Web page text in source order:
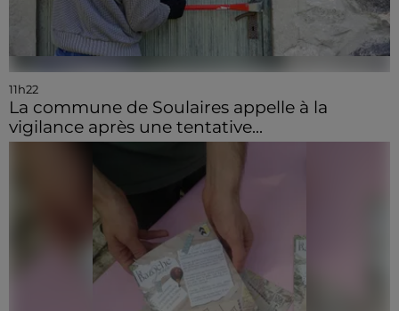
11h22
La commune de Soulaires appelle à la
vigilance après une tentative...